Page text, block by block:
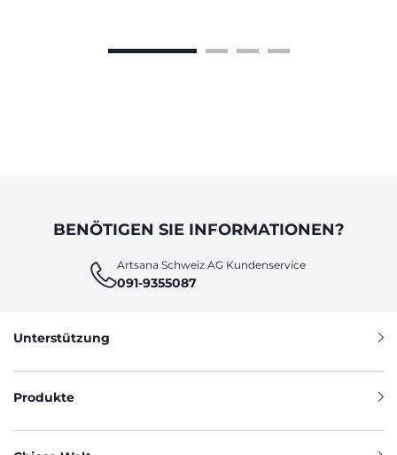
BENÖTIGEN SIE INFORMATIONEN?
Artsana Schweiz AG Kundenservice
091-9355087
Unterstützung
Produkte